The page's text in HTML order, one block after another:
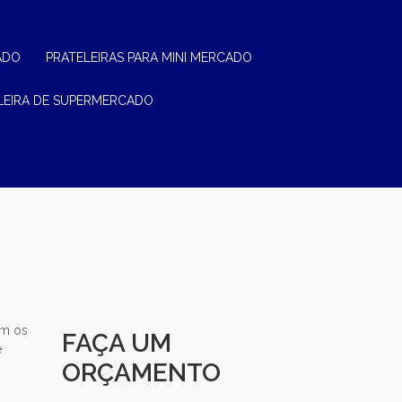
PRATELEIRAS PARA MINI MERCADO
DE SUPERMERCADO
os
FAÇA UM
ORÇAMENTO